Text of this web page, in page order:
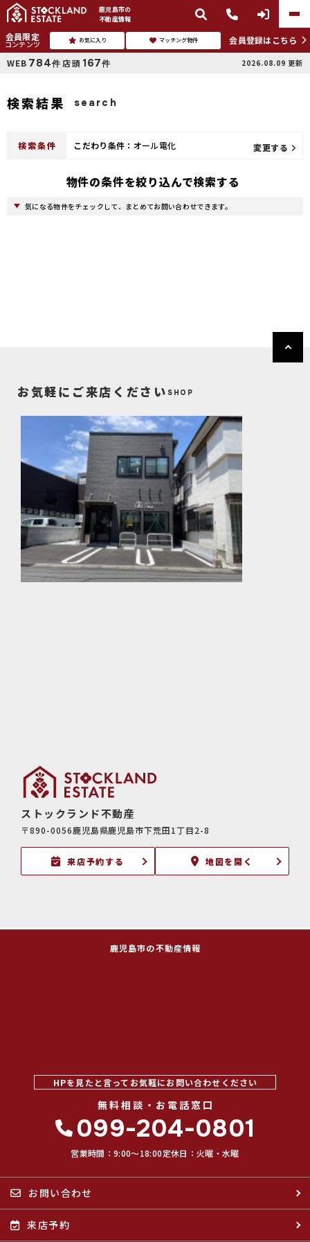
鹿児島市の
不動産情報
会員限定
コンテンツ お気に入り マッチング物件
会員登録はこちら
WEB 784件 店頭 167件 2026.08.09 更新
検索結果 search
検索条件 こだわり条件： オール電化 変更する
物件の条件を絞り込んで検索する
気になる物件をチェックして、まとめてお問い合わせできます。
お気軽にご来店ください SHOP
ストックランド不動産
〒890-0056鹿児島県鹿児島市下荒田1丁目2-8
来店予約する 地図を開く
鹿児島市の不動産情報
HPを見たと言ってお気軽にお問い合わせください
無料相談・お電話窓口
099-204-0801
営業時間：9:00〜18:00定休日：火曜・水曜
お問い合わせ
来店予約